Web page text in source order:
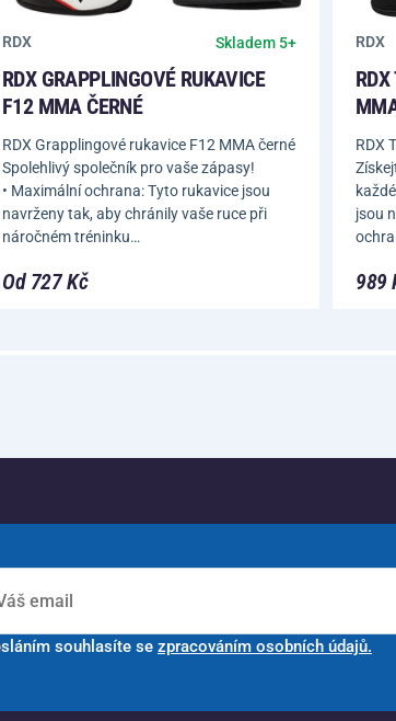
RDX Skladem 5+
RDX GRAPPLINGOVÉ RUKAVICE
F12 MMA ČERNÉ
RDX Grapplingové rukavice F12 MMA černé
Spolehlivý společník pro vaše zápasy!
• Maximální ochrana: Tyto rukavice jsou
navrženy tak, aby chránily vaše ruce při
náročném tréninku…
Od 727 Kč
RDX
RDX
jsou
989
souhlasíte se zpracováním osobních údajů.